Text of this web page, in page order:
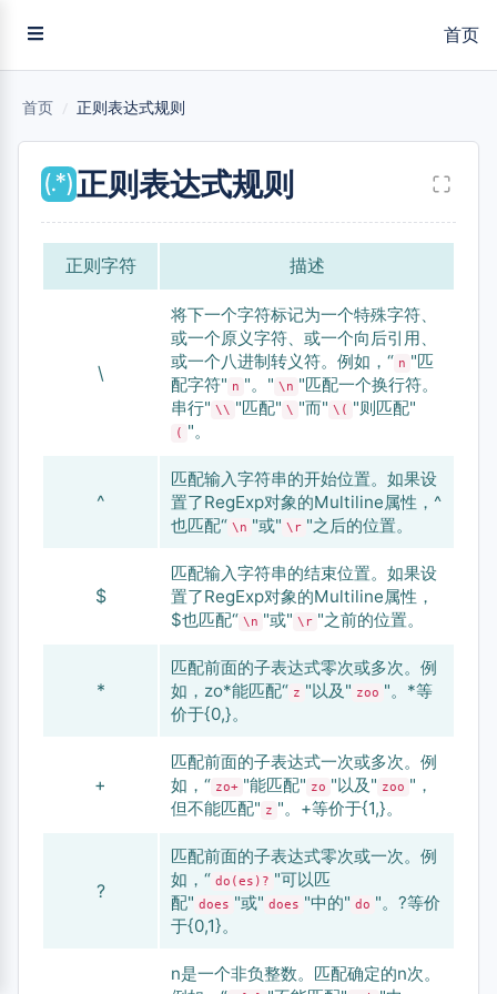
首页
首页 / 正则表达式规则
正则表达式规则
正则字符 描述
\
将下一个字符标记为一个特殊字符、
或一个原义字符、或一个向后引用、
或一个八进制转义符。例如，“ n "匹
配字符" n "。" \n "匹配一个换行符。
串行" \\ "匹配" \ "而" \( "则匹配"
( "。
^
匹配输入字符串的开始位置。如果设
置了RegExp对象的Multiline属性，^
也匹配“ \n "或" \r "之后的位置。
$
匹配输入字符串的结束位置。如果设
置了RegExp对象的Multiline属性，
$也匹配“ \n "或" \r "之前的位置。
*
匹配前面的子表达式零次或多次。例
如，zo*能匹配“ z "以及" zoo "。*等
价于{0,}。
+
匹配前面的子表达式一次或多次。例
如，“ zo+ "能匹配" zo "以及" zoo "，
但不能匹配" z "。+等价于{1,}。
?
匹配前面的子表达式零次或一次。例
如，“ do(es)? "可以匹
配" does "或" does "中的" do "。?等价
于{0,1}。
n是一个非负整数。匹配确定的n次。